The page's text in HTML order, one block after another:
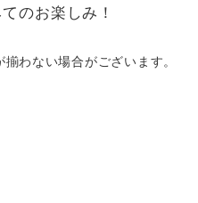
のお楽しみ！
わない場合がございます。